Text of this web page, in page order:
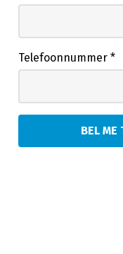
Telefoonnummer*